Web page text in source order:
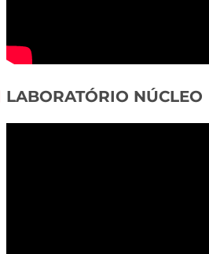
LABORATÓRIO NÚCLEO